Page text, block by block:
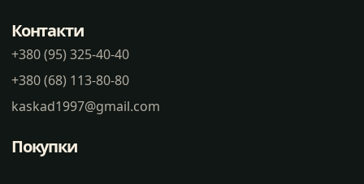
Контакти
+380 (95) 325-40-40
+380 (68) 113-80-80
kaskad1997@gmail.com
Покупки